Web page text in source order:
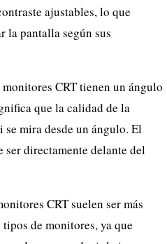
ajustables, lo que
la pantalla según sus
CRT tienen un ángulo
que la calidad de la
se mira desde un ángulo. El
directamente delante del
CRT suelen ser más
de monitores, ya que